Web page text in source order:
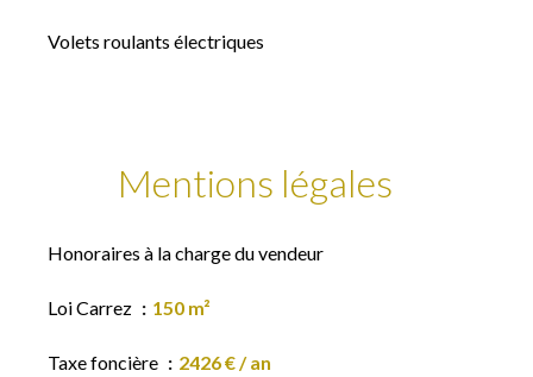
Volets roulants électriques
Mentions légales
Honoraires à la charge du vendeur
Loi Carrez 150 m²
Taxe foncière 2426 € / an